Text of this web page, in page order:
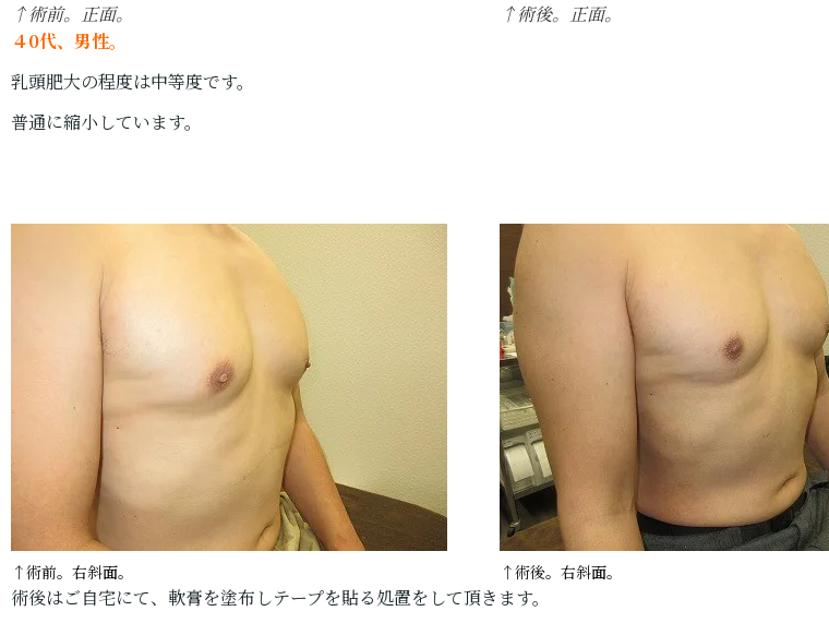
↑術前。正面。
↑術後。正面。
４0代、男性。
乳頭肥大の程度は中等度です。
普通に縮小しています。
↑術前。右斜面。 ↑術後。右斜面。
術後はご自宅にて、軟膏を塗布しテープを貼る処置をして頂きます。